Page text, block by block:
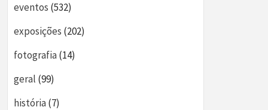
eventos (532)
exposições (202)
fotografia(14)
geral (99)
história(7)